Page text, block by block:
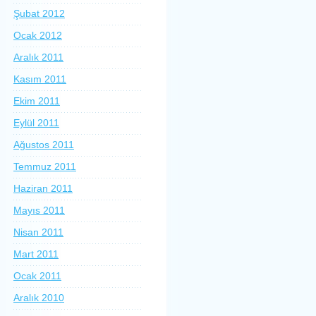
Şubat 2012
Ocak 2012
Aralık 2011
Kasım 2011
Ekim 2011
Eylül 2011
Ağustos 2011
Temmuz 2011
Haziran 2011
Mayıs 2011
Nisan 2011
Mart 2011
Ocak 2011
Aralık 2010